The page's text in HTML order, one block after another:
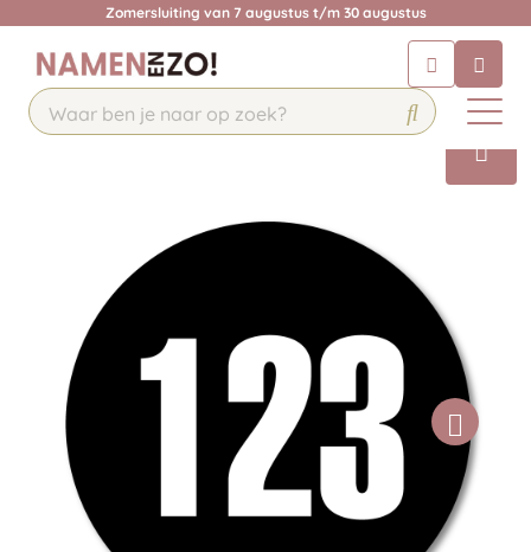
Zomersluiting van 7 augustus t/m 30 augustus
Chat 24/7 met onze chatbot voor
hulp
Contact